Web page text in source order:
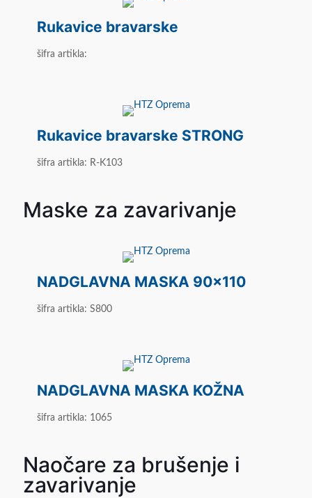
Rukavice bravarske
šifra artikla:
Rukavice bravarske STRONG
šifra artikla: R-K103
Maske za zavarivanje
NADGLAVNA MASKA 90x110
šifra artikla: S800
NADGLAVNA MASKA KOŽNA
šifra artikla: 1065
Naočare za brušenje i
zavarivanje